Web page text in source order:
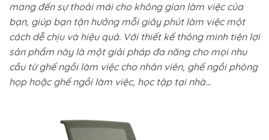
mang đến sự thoải mái cho không gian làm việc của
bạn, giúp bạn tận hưởng mỗi giây phút làm việc một
cách dễ chịu và hiệu quả. Với thiết kế thông minh tiện lợi
sản phẩm này là một giải pháp đa năng cho mọi nhu
cầu từ ghế ngồi làm việc cho nhân viên, ghế ngồi phòng
họp hoặc ghế ngồi làm việc, học tập tại nhà…